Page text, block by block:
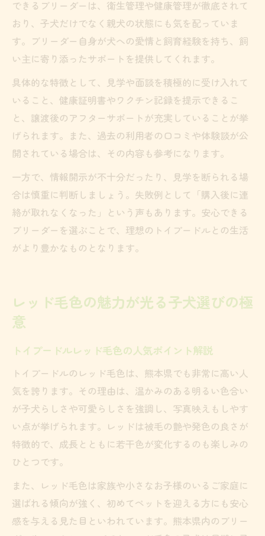
できるブリーダーは、衛生管理や健康管理が徹底されて
おり、子犬だけでなく親犬の状態にも気を配っていま
す。ブリーダー自身が犬への愛情と飼育経験を持ち、飼
い主に寄り添ったサポートを提供してくれます。
具体的な特徴として、見学や面談を積極的に受け入れて
いること、健康証明書やワクチン記録を提示できるこ
と、譲渡後のアフターサポートが充実していることが挙
げられます。また、過去の利用者の口コミや体験談が公
開されている場合は、その内容も参考になります。
一方で、情報開示が不十分だったり、見学を断られる場
合は慎重に判断しましょう。失敗例として「購入後に連
絡が取れなくなった」という声もあります。安心できる
ブリーダーを選ぶことで、理想のトイプードルとの生活
がより豊かなものとなります。
レッド毛色の魅力が光る子犬選びの極
意
トイプードルレッド毛色の人気ポイント解説
トイプードルのレッド毛色は、熊本県でも非常に高い人
気を誇ります。その理由は、温かみのある明るい色合い
が子犬らしさや可愛らしさを強調し、写真映えもしやす
い点が挙げられます。レッドは被毛の艶や発色の良さが
特徴的で、成長とともに若干色が変化するのも楽しみの
ひとつです。
また、レッド毛色は家族や小さなお子様のいるご家庭に
選ばれる傾向が強く、初めてペットを迎える方にも安心
感を与える見た目といわれています。熊本県内のブリー